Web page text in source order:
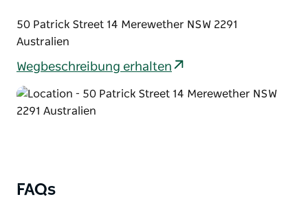
50 Patrick Street 14 Merewether NSW 2291
Australien
Wegbeschreibung erhalten
FAQs